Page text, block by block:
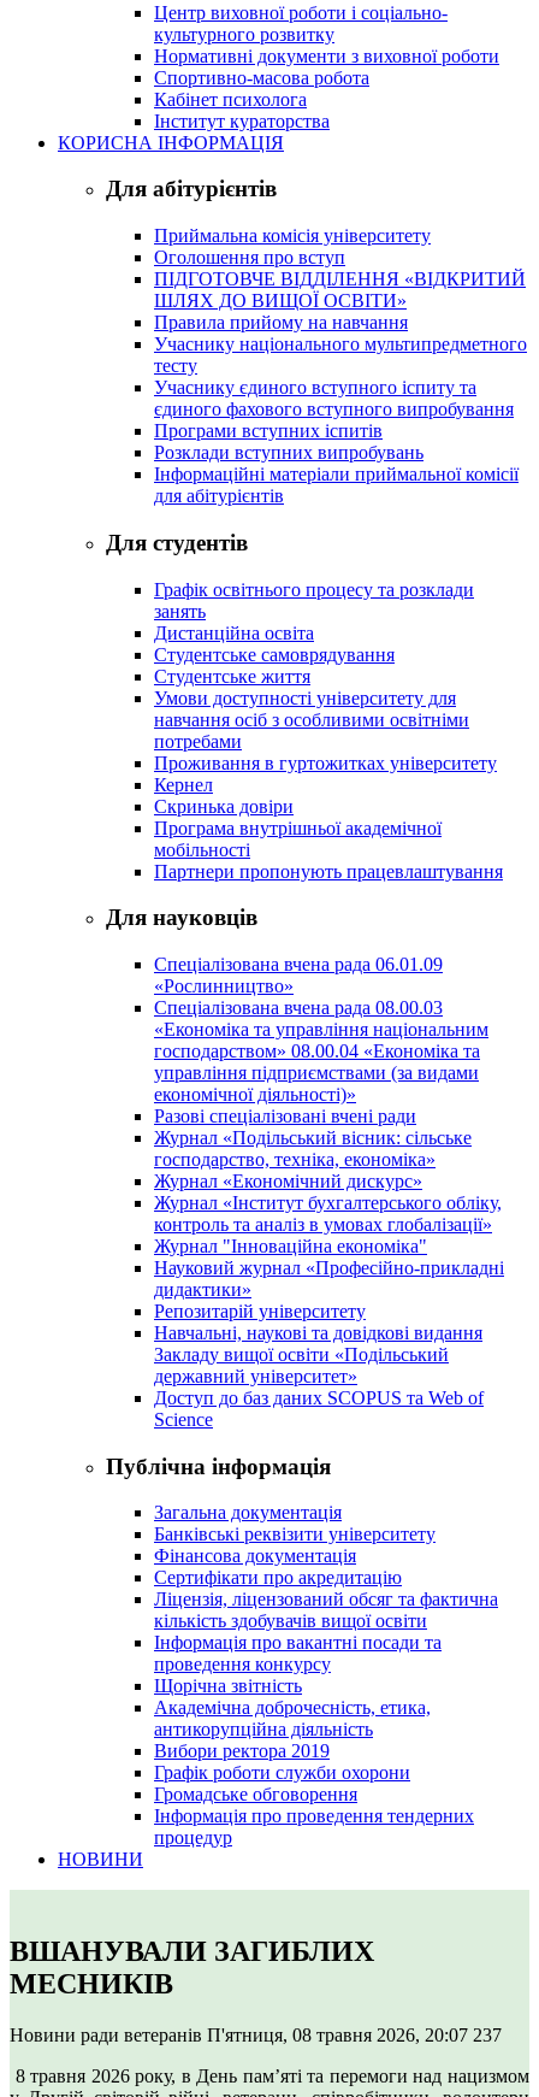
Центр виховної роботи і соціально-
культурного розвитку
Нормативні документи з виховної роботи
Спортивно-масова робота
Кабінет психолога
Інститут кураторства
КОРИСНА ІНФОРМАЦІЯ
Для абітурієнтів
Приймальна комісія університету
Оголошення про вступ
ПІДГОТОВЧЕ ВІДДІЛЕННЯ «ВІДКРИТИЙ
ШЛЯХ ДО ВИЩОЇ ОСВІТИ»
Правила прийому на навчання
Учаснику національного мультипредметного
тесту
Учаснику єдиного вступного іспиту та
єдиного фахового вступного випробування
Програми вступних іспитів
Розклади вступних випробувань
Інформаційні матеріали приймальної комісії
для абітурієнтів
Для студентів
Графік освітнього процесу та розклади
занять
Дистанційна освіта
Студентське самоврядування
Студентське життя
Умови доступності університету для
навчання осіб з особливими освітніми
потребами
Проживання в гуртожитках університету
Кернел
Скринька довіри
Програма внутрішньої академічної
мобільності
Партнери пропонують працевлаштування
Для науковців
Спеціалізована вчена рада 06.01.09
«Рослинництво»
Спеціалізована вчена рада 08.00.03
«Економіка та управління національним
господарством» 08.00.04 «Економіка та
управління підприємствами (за видами
економічної діяльності)»
Разові спеціалізовані вчені ради
Журнал «Подільський вісник: сільське
господарство, техніка, економіка»
Журнал «Економічний дискурс»
Журнал «Інститут бухгалтерського обліку,
контроль та аналіз в умовах глобалізації»
Журнал "Інноваційна економіка"
Науковий журнал «Професійно-прикладні
дидактики»
Репозитарій університету
Навчальні, наукові та довідкові видання
Закладу вищої освіти «Подільський
державний університет»
Доступ до баз даних SCOPUS та Web of
Science
Публічна інформація
Загальна документація
Банківські реквізити університету
Фінансова документація
Сертифікати про акредитацію
Ліцензія, ліцензований обсяг та фактична
кількість здобувачів вищої освіти
Інформація про вакантні посади та
проведення конкурсу
Щорічна звітність
Академічна доброчесність, етика,
антикорупційна діяльність
Вибори ректора 2019
Графік роботи служби охорони
Громадське обговорення
Інформація про проведення тендерних
процедур
НОВИНИ
ВШАНУВАЛИ ЗАГИБЛИХ
МЕСНИКІВ
Новини ради ветеранів П'ятниця, 08 травня 2026, 20:07 237
8 травня 2026 року, в День пам’яті та перемоги над нацизмом